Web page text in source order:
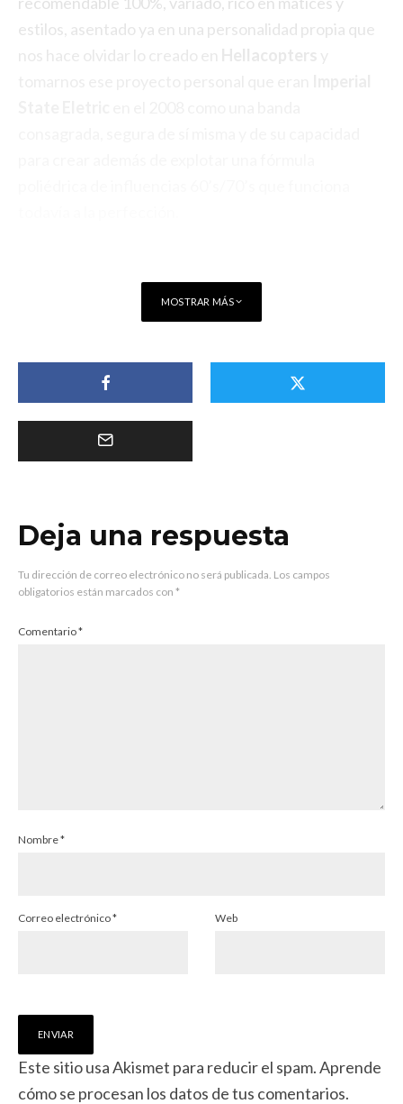
estilos, asentado ya en una personalidad propia que
nos hace olvidar lo creado en Hellacopters
MOSTRAR MÁS
Deja una respuesta
Tu dirección de correo electrónico no será publicada. Los campos
obligatorios están marcados con *
Comentario*
Nombre*
Correo electrónico* Web
Este sitio usa Akismet para reducir el spam.Aprende
cómo se procesan los datos de tus comentarios.